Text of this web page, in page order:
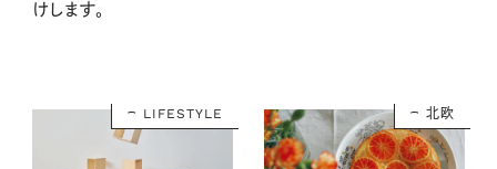
けします。
LIFESTYLE 北欧